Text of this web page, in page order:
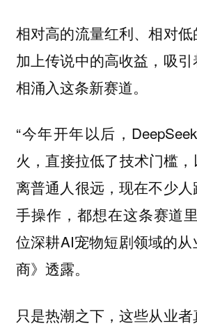
相对高的流量红利、相对
加上传说中的高收益，吸
相涌入这条新赛道。
“今年开年以后，
火，直接拉低了技术门槛
离普通人很远，现在不少
手操作，都想在这条赛道
位深耕AI宠物短剧领域的
商》透露。
只是热潮之下，这些从业